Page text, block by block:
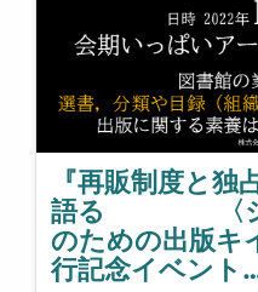
『再販制度と独
語る 〈シリ
のための出版キ
行記念イベント…